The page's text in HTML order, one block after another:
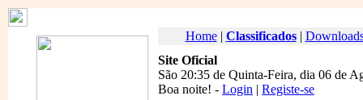
Home| Classificados|
Site Oficial
São 20:35 de Quinta-Feira, dia 06 de
Boa noite! - Login | Registe-se